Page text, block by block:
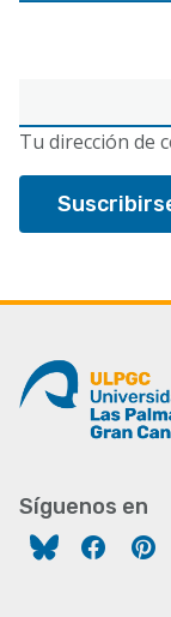
electrónico
Tu dirección de
Síguenos en